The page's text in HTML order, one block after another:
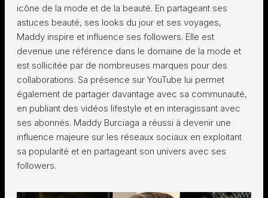
icône de la mode et de la beauté. En partageant ses
astuces beauté, ses looks du jour et ses voyages,
Maddy inspire et influence ses followers. Elle est
devenue une référence dans le domaine de la mode et
est sollicitée par de nombreuses marques pour des
collaborations. Sa présence sur YouTube lui permet
également de partager davantage avec sa communauté,
en publiant des vidéos lifestyle et en interagissant avec
ses abonnés. Maddy Burciaga a réussi à devenir une
influence majeure sur les réseaux sociaux en exploitant
sa popularité et en partageant son univers avec ses
followers.